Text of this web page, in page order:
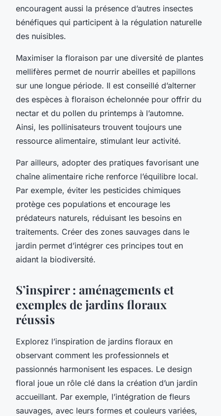
encouragent aussi la présence d’autres insectes
bénéfiques qui participent à la régulation naturelle
des nuisibles.
Maximiser la floraison par une diversité de plantes
mellifères permet de nourrir abeilles et papillons
sur une longue période. Il est conseillé d’alterner
des espèces à floraison échelonnée pour offrir du
nectar et du pollen du printemps à l’automne.
Ainsi, les pollinisateurs trouvent toujours une
ressource alimentaire, stimulant leur activité.
Par ailleurs, adopter des pratiques favorisant une
chaîne alimentaire riche renforce l’équilibre local.
Par exemple, éviter les pesticides chimiques
protège ces populations et encourage les
prédateurs naturels, réduisant les besoins en
traitements. Créer des zones sauvages dans le
jardin permet d’intégrer ces principes tout en
aidant la biodiversité.
S’inspirer : aménagements et
exemples de jardins floraux
réussis
Explorez l’inspiration de jardins floraux en
observant comment les professionnels et
passionnés harmonisent les espaces. Le design
floral joue un rôle clé dans la création d’un jardin
accueillant. Par exemple, l’intégration de fleurs
sauvages, avec leurs formes et couleurs variées,